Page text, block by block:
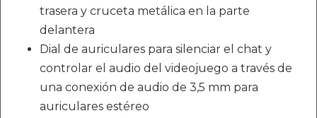
trasera y cruceta metálica en la parte
delantera
Dial de auriculares para silenciar el chat y
controlar el audio del videojuego a través de
una conexión de audio de 3,5 mm para
auriculares estéreo